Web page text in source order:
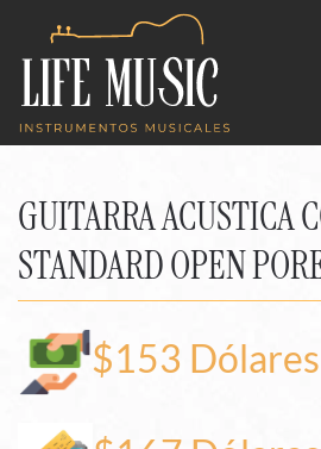
Skip to main content
GUITARRA ACUSTICA
STANDARD OPEN
$153